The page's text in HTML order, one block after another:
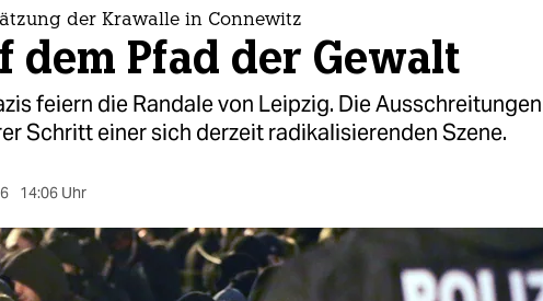
der Krawalle in Connewitz
dem Pfad der Gewalt
feiern die Randale von Leipzig. Die
Schritt einer sich derzeit radikalisierenden Szene.
14:06 Uhr